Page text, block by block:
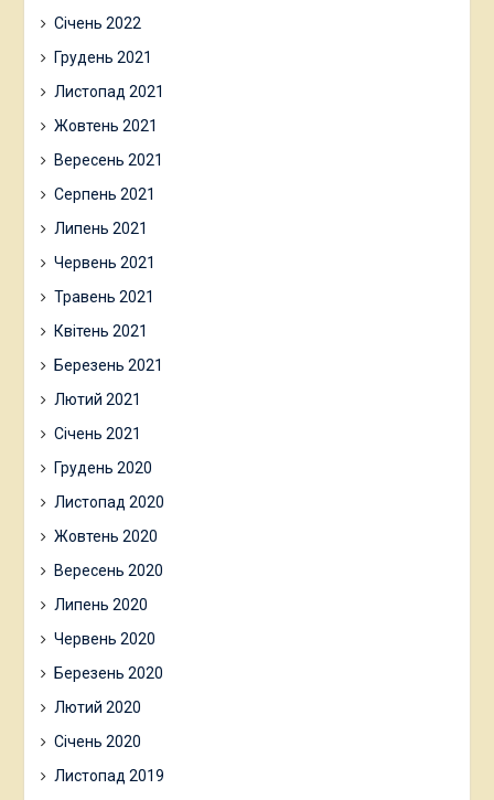
Січень 2022
Грудень 2021
Листопад 2021
Жовтень 2021
Вересень 2021
Серпень 2021
Липень 2021
Червень 2021
Травень 2021
Квітень 2021
Березень 2021
Лютий 2021
Січень 2021
Грудень 2020
Листопад 2020
Жовтень 2020
Вересень 2020
Липень 2020
Червень 2020
Березень 2020
Лютий 2020
Січень 2020
Листопад 2019